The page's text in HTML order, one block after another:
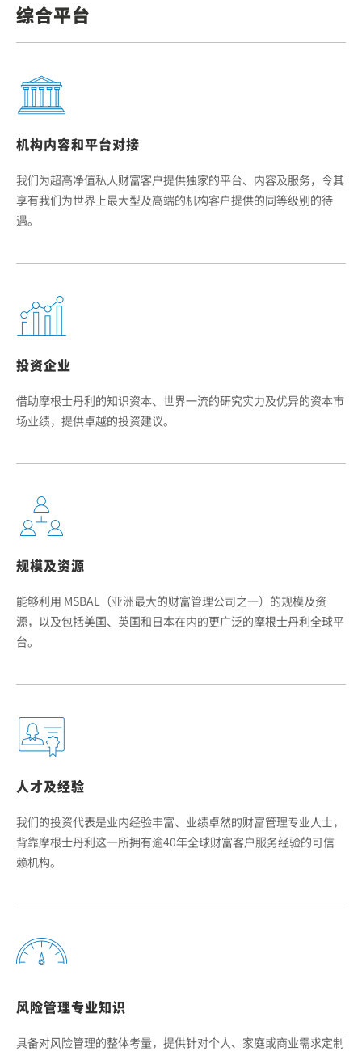
综合平台
机构内容和平台对接
我们为超高净值私人财富客户提供独家的平台、内容及服务，令其
享有我们为世界上最大型及高端的机构客户提供的同等级别的待
遇。
投资企业
借助摩根士丹利的知识资本、世界一流的研究实力及优异的资本市
场业绩，提供卓越的投资建议。
规模及资源
能够利用 MSBAL（亚洲最大的财富管理公司之一）的规模及资
源，以及包括美国、英国和日本在内的更广泛的摩根士丹利全球平
台。
人才及经验
我们的投资代表是业内经验丰富、业绩卓然的财富管理专业人士，
背靠摩根士丹利这一所拥有逾40年全球财富客户服务经验的可信
赖机构。
风险管理专业知识
具备对风险管理的整体考量，提供针对个人、家庭或商业需求定制